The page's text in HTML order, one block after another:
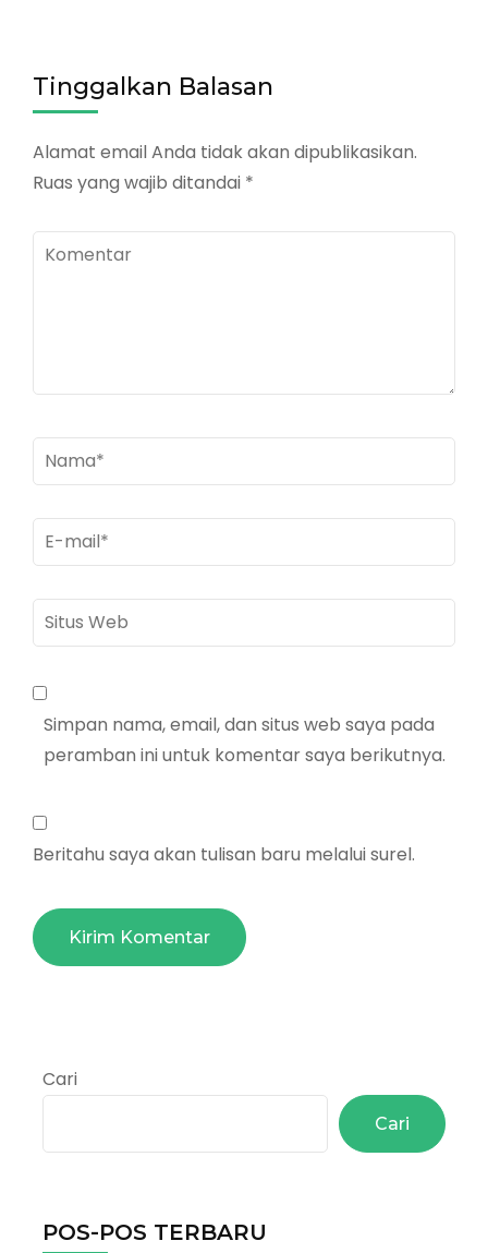
Tinggalkan Balasan
Alamat email Anda tidak akan dipublikasikan.
Ruas yang wajib ditandai *
Komentar
Nama*
E-
mail*
Situs
Web
Simpan nama, email, dan situs web saya pada
peramban ini untuk komentar saya berikutnya.
Beritahu saya akan tulisan baru melalui surel.
Cari
Cari
POS-POS TERBARU